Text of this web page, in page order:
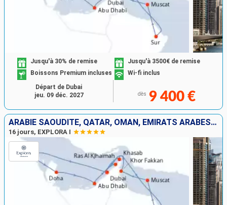
Jusqu'à 30% de remise
Jusqu'à 3500€ de remise
Boissons Premium incluses
Wi-fi inclus
dès 9 400 €
Départ de Dubai
jeu. 09 déc. 2027
ARABIE SAOUDITE, QATAR, OMAN, EMIRATS ARABES UNIS
16 jours, EXPLORA I